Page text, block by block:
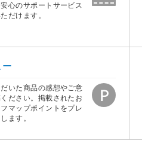
心のサポートサービス
だけます。
ー
いた商品の感想やご意
ださい。掲載されたお
マップポイントをプレ
ます。